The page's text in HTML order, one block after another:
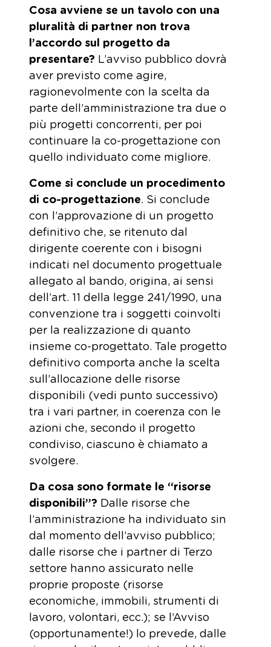
Cosa avviene se un tavolo con una
pluralità di partner non trova
l’accordo sul progetto da
presentare? L’avviso pubblico dovrà
aver previsto come agire,
ragionevolmente con la scelta da
parte dell’amministrazione tra due o
più progetti concorrenti, per poi
continuare la co-progettazione con
quello individuato come migliore.
Come si conclude un procedimento
di co-progettazione. Si conclude
con l’approvazione di un progetto
definitivo che, se ritenuto dal
dirigente coerente con i bisogni
indicati nel documento progettuale
allegato al bando, origina, ai sensi
dell’art. 11 della legge 241/1990, una
convenzione tra i soggetti coinvolti
per la realizzazione di quanto
insieme co-progettato. Tale progetto
definitivo comporta anche la scelta
sull’allocazione delle risorse
disponibili (vedi punto successivo)
tra i vari partner, in coerenza con le
azioni che, secondo il progetto
condiviso, ciascuno è chiamato a
svolgere.
Da cosa sono formate le “risorse
disponibili”? Dalle risorse che
l’amministrazione ha individuato sin
dal momento dell’avviso pubblico;
dalle risorse che i partner di Terzo
settore hanno assicurato nelle
proprie proposte (risorse
economiche, immobili, strumenti di
lavoro, volontari, ecc.); se l’Avviso
(opportunamente!) lo prevede, dalle